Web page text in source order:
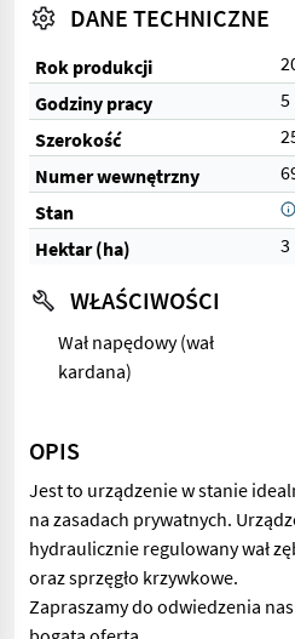
DANE TECHNICZNE
Rok produkcji
Godziny pracy
5
Szerokość
Numer wewnętrzny
Stan
Hektar (ha)
3
WŁAŚCIWOŚCI
Wał napędowy (wał
kardana)
OPIS
Jest to urządzenie w stanie
na zasadach prywatnych.
hydraulicznie regulowany wał
oraz sprzęgło krzywkowe.
Zapraszamy do odwiedzenia